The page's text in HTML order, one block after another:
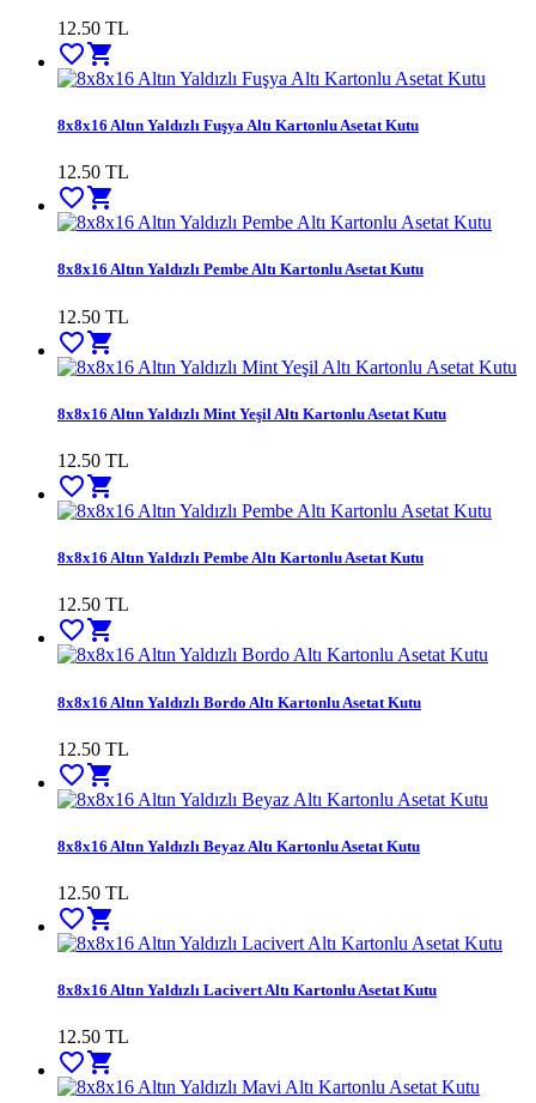
12.50 TL
favorite_bordershopping_cart
8x8x16 Altın Yaldızlı Fuşya Altı Kartonlu Asetat Kutu
12.50 TL
favorite_bordershopping_cart
8x8x16 Altın Yaldızlı Pembe Altı Kartonlu Asetat Kutu
12.50 TL
favorite_bordershopping_cart
8x8x16 Altın Yaldızlı Mint Yeşil Altı Kartonlu Asetat Kutu
12.50 TL
favorite_bordershopping_cart
8x8x16 Altın Yaldızlı Pembe Altı Kartonlu Asetat Kutu
12.50 TL
favorite_bordershopping_cart
8x8x16 Altın Yaldızlı Bordo Altı Kartonlu Asetat Kutu
12.50 TL
favorite_bordershopping_cart
8x8x16 Altın Yaldızlı Beyaz Altı Kartonlu Asetat Kutu
12.50 TL
favorite_bordershopping_cart
8x8x16 Altın Yaldızlı Lacivert Altı Kartonlu Asetat Kutu
12.50 TL
favorite_bordershopping_cart